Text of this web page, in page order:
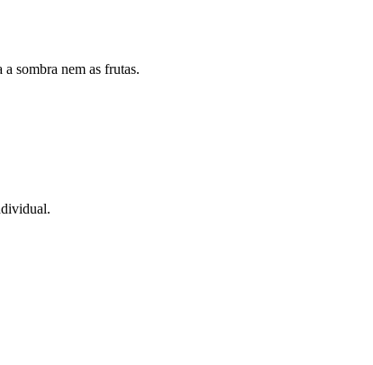
sombra nem as frutas.